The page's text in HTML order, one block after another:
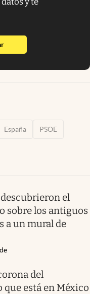
abre en nueva pestaña
España PSOE
el
sobre los antiguos
a un mural de
del
está en México